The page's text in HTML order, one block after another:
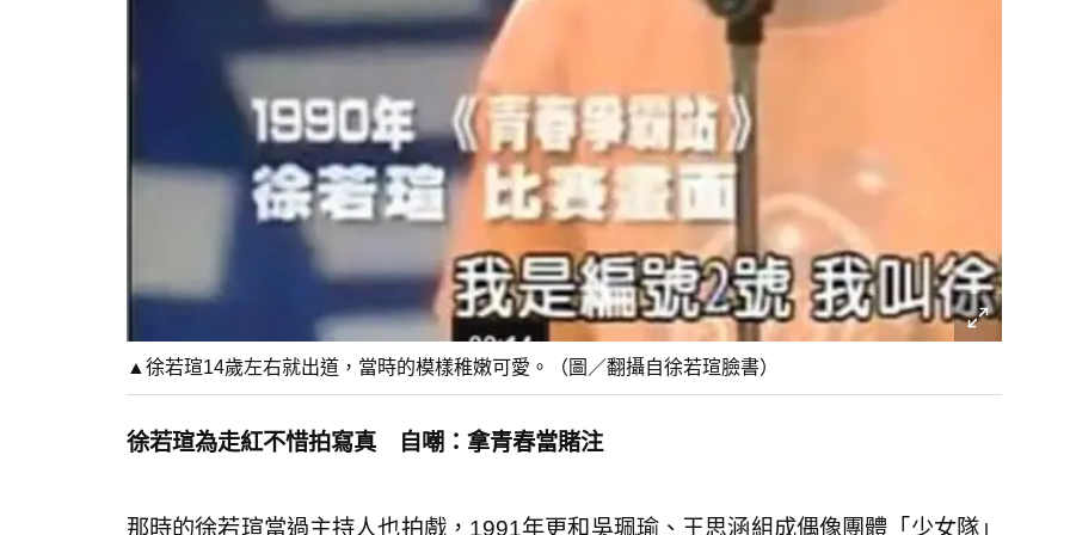
▲徐若瑄14歲左右就出道，當時的模樣稚嫩可愛。（圖／翻攝自徐若瑄臉書）
徐若瑄為走紅不惜拍寫真 自嘲：拿青春當賭注
那時的徐若瑄當過主持人也拍戲，1991年更和吳珮瑜、王思涵組成偶像團體「少女隊」